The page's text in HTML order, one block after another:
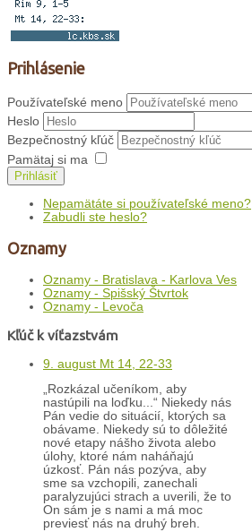
Prihlásenie
Používateľské meno
Heslo
Bezpečnostný kľúč
Pamätaj si ma
Prihlásiť
Nepamätáte si používateľské meno?
Zabudli ste heslo?
Oznamy
Oznamy - Bratislava - Karlova Ves
Oznamy - Spišský Štvrtok
Oznamy - Levoča
Kľúč k víťazstvám
9. august Mt 14, 22-33
„Rozkázal učeníkom, aby
nastúpili na loďku...“ Niekedy nás
Pán vedie do situácií, ktorých sa
obávame. Niekedy sú to dôležité
nové etapy nášho života alebo
úlohy, ktoré nám naháňajú
úzkosť. Pán nás pozýva, aby
sme sa vzchopili, zanechali
paralyzujúci strach a uverili, že to
On sám je s nami a má moc
previesť nás na druhý breh.